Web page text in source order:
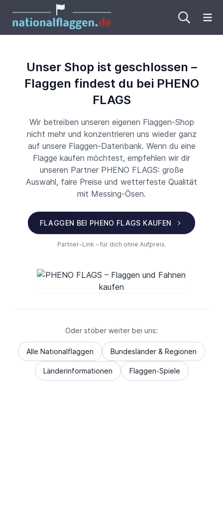
Unser Shop ist geschlossen –
Flaggen findest du bei PHENO
FLAGS
Wir betreiben unseren eigenen Flaggen-Shop
nicht mehr und konzentrieren uns wieder ganz
auf unsere Flaggen-Datenbank. Wenn du eine
Flagge kaufen möchtest, empfehlen wir dir
unseren Partner PHENO FLAGS: große
Auswahl, faire Preise und wetterfeste Qualität
mit Messing-Ösen.
FLAGGEN BEI PHENO FLAGS KAUFEN
Partner-Link – für dich ohne Aufpreis.
Oder stöber weiter bei uns:
Alle Nationalflaggen Bundesländer & Regionen
Länderinformationen Flaggen-Spiele